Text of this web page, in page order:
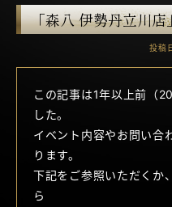
「森八 伊勢丹立川
投稿
この記事は1年以上前（
した。
イベント内容やお問い合
ります。
下記をご参照いただくか
ら